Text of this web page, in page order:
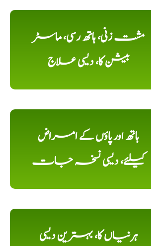
مشت زنی، ہاتھ رسی، ماسٹر
بیشن کا، دیسی علاج
ہاتھ اور پاؤں کے امراض
کیلئے، دیسی نسخہ جات
ہرنیاں کا، بہترین دیسی